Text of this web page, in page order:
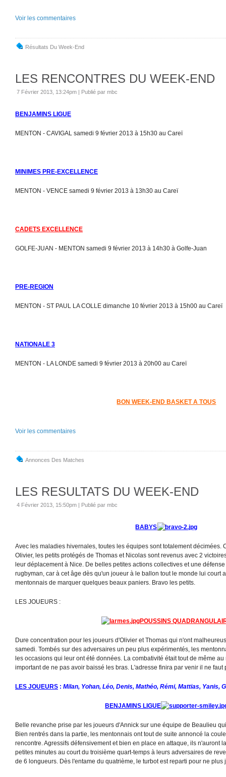
Voir les commentaires
Résultats Du Week-End
LES RENCONTRES DU WEEK-END
7 Février 2013, 13:24pm | Publié par mbc
BENJAMINS LIGUE
MENTON - CAVIGAL samedi 9 février 2013 à 15h30 au Careï
MINIMES PRE-EXCELLENCE
MENTON - VENCE samedi 9 février 2013 à 13h30 au Careï
CADETS EXCELLENCE
GOLFE-JUAN - MENTON samedi 9 février 2013 à 14h30 à Golfe-Juan
PRE-REGION
MENTON - ST PAUL LA COLLE dimanche 10 février 2013 à 15h00 au Careï
NATIONALE 3
MENTON - LA LONDE samedi 9 février 2013 à 20h00 au Careï
BON WEEK-END BASKET A TOUS
Voir les commentaires
Annonces Des Matches
LES RESULTATS DU WEEK-END
4 Février 2013, 15:50pm | Publié par mbc
BABYS
Avec les maladies hivernales, toutes les équipes sont totalement décimées.
Olivier, les petits protégés de Thomas et Nicolas sont revenus avec 2
leur déplacement à Nice. De belles petites actions collectives et une
rugbyman, car à cet âge dès qu'un joueur à le ballon tout le monde lui court
mentonnais de marquer quelques beaux paniers. Bravo les petits.
LES JOUEURS :
POUSSINS
Dure concentration pour les joueurs d'Olivier et Thomas qui n'ont
samedi. Tombés sur des adversaires un peu plus expérimentés, les
les occasions qui leur ont été données. La combativité était tout de même
important de ne pas avoir baissé les bras. L'adresse finira par venir il ne faut
LES JOUEURS : Milan, Yohan, Léo, Denis, Mathéo, Rémi, Mattias, Yanis,
BENJAMINS LIGUE
Belle revanche prise par les joueurs d'Annick sur une équipe de Beaulieu
Bien rentrés dans la partie, les mentonnais ont tout de suite annoncé la
rencontre. Agressifs défensivement et bien en place en attaque, ils n'auront
petites minutes au court du troisième quart-temps à leurs adversaires de
de 6 longueurs. Dès l'entame du quatrième, le turbot est reparti pour ne plus